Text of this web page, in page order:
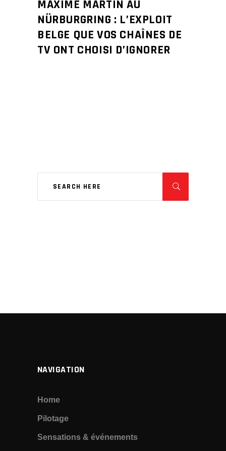
MAXIME MARTIN AU
NÜRBURGRING : L’EXPLOIT
BELGE QUE VOS CHAÎNES DE
TV ONT CHOISI D’IGNORER
NAVIGATION
Home
Pilotage
Sensations & événements